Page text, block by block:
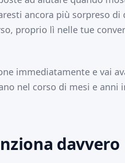
ancora più sorpreso di
proprio lì nelle tue
immediatamente e vai
nel corso di mesi e anni
davvero